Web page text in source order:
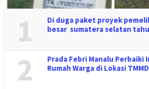
1
Di duga paket proyek
besar sumatera selatan
2
Prada Febri Manalu Perbaiki
Rumah Warga di Lokasi